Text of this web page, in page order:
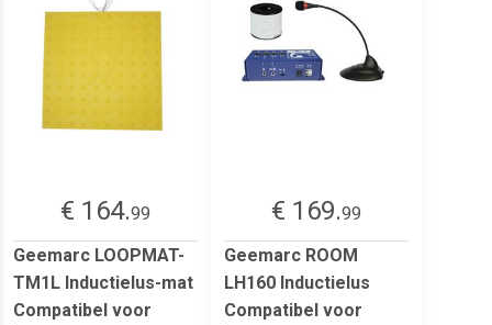
€ 164.99
Geemarc LOOPMAT-
TM1L Inductielus-mat
Compatibel voor
€ 169.99
Geemarc ROOM
LH160 Inductielus
Compatibel voor